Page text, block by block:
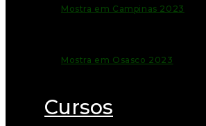
Mostra em Campinas 2023
Mostra em Osasco 2023
Cursos